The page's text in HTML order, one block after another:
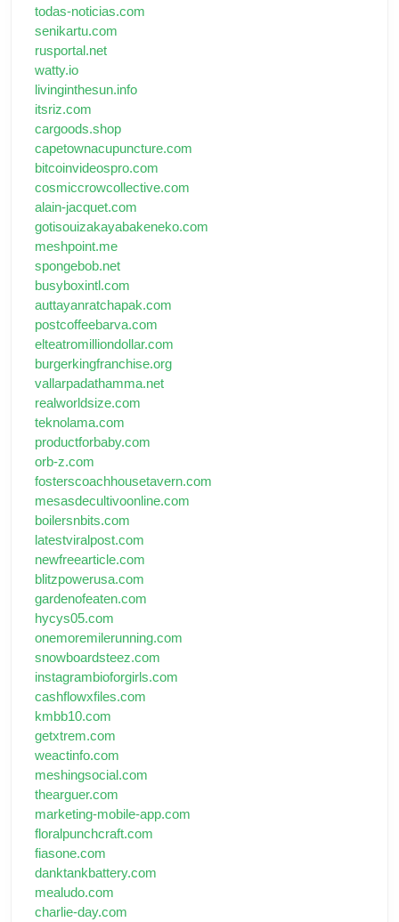
todas-noticias.com
senikartu.com
rusportal.net
watty.io
livinginthesun.info
itsriz.com
cargoods.shop
capetownacupuncture.com
bitcoinvideospro.com
cosmiccrowcollective.com
alain-jacquet.com
gotisouizakayabakeneko.com
meshpoint.me
spongebob.net
busyboxintl.com
auttayanratchapak.com
postcoffeebarva.com
elteatromilliondollar.com
burgerkingfranchise.org
vallarpadathamma.net
realworldsize.com
teknolama.com
productforbaby.com
orb-z.com
fosterscoachhousetavern.com
mesasdecultivoonline.com
boilersnbits.com
latestviralpost.com
newfreearticle.com
blitzpowerusa.com
gardenofeaten.com
hycys05.com
onemoremilerunning.com
snowboardsteez.com
instagrambioforgirls.com
cashflowxfiles.com
kmbb10.com
getxtrem.com
weactinfo.com
meshingsocial.com
thearguer.com
marketing-mobile-app.com
floralpunchcraft.com
fiasone.com
danktankbattery.com
mealudo.com
charlie-day.com